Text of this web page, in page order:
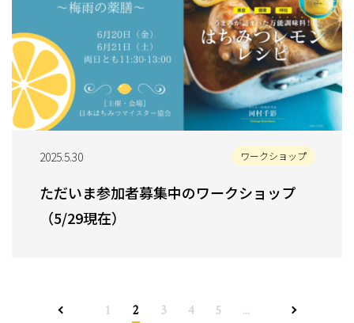
2025.5.30 ワークショップ
ただいま参加者募集中のワークショップ
（5/29現在）
1 2 3 4 5 ...